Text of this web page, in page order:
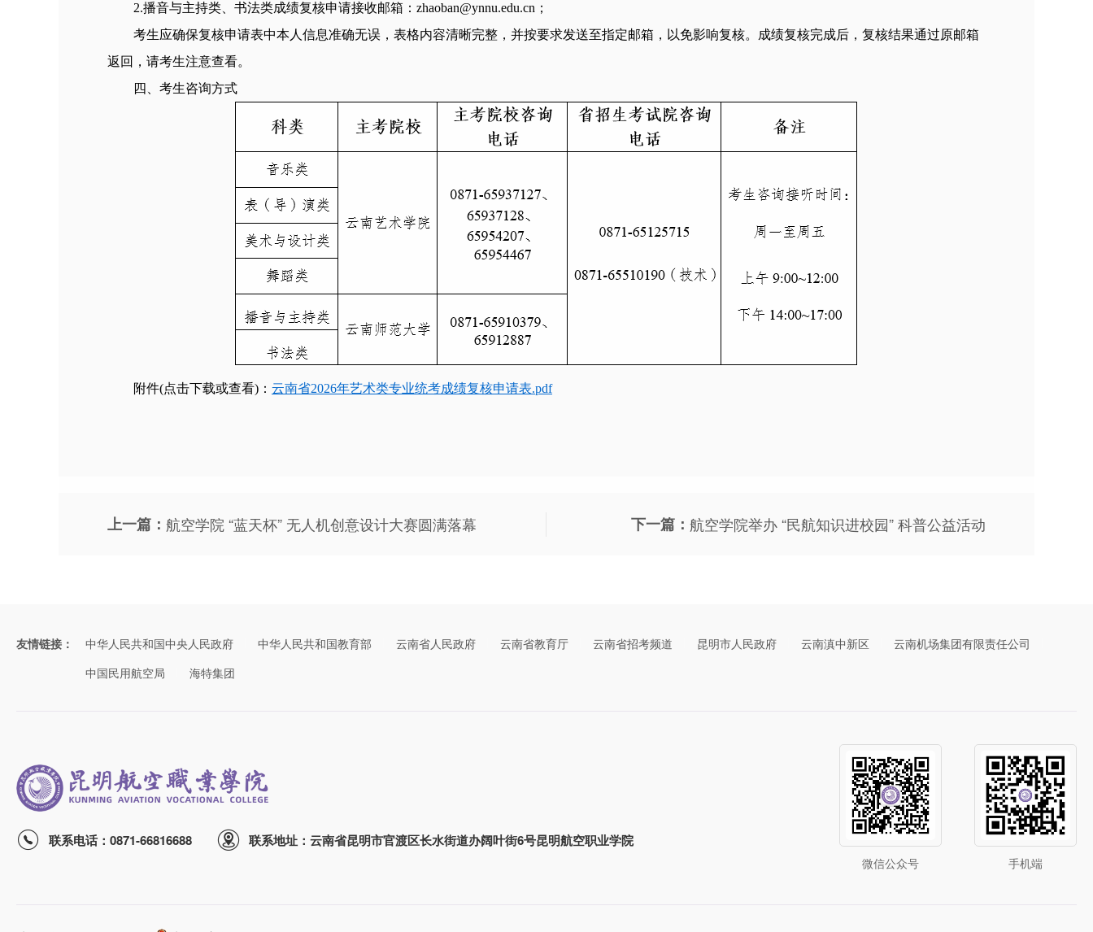
2.播音与主持类、书法类成绩复核申请接收邮箱：zhaoban@ynnu.edu.cn；
考生应确保复核申请表中本人信息准确无误，表格内容清晰完整，并按要求发送至指定邮箱，以免影响复核。成绩复核完成后，复核结果通过原邮箱
返回，请考生注意查看。
四、考生咨询方式
附件(点击下载或查看)： 云南省2026年艺术类专业统考成绩复核申请表.pdf
上一篇： 航空学院 “蓝天杯” 无人机创意设计大赛圆满落幕 下一篇： 航空学院举办 “民航知识进校园” 科普公益活动
友情链接： 中华人民共和国中央人民政府 中华人民共和国教育部 云南省人民政府 云南省教育厅 云南省招考频道 昆明市人民政府 云南滇中新区
云南机场集团有限责任公司
中国民用航空局
海特集团
联系电话：0871-66816688 联系地址：云南省昆明市官渡区长水街道办阔叶街6号昆明航空职业学院
微信公众号 手机端